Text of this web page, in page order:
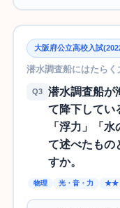
大阪府公立高校入試
潜水調査船にはたらく
Q3
潜水調査船が
て降下してい
「浮力」「
て述べたもの
すか。
物理 光・音・力 ★★